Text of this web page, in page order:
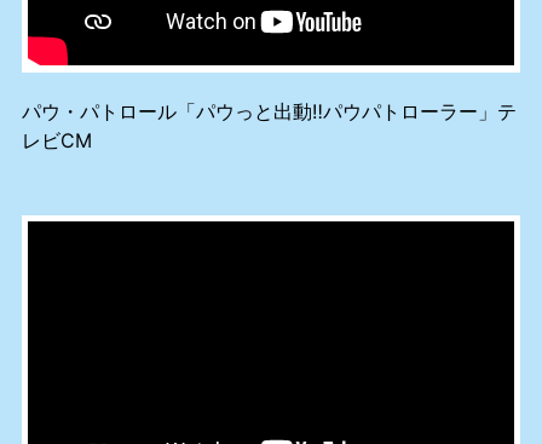
パウ・パトロール「パウっと出動‼パウパトローラー」テ
レビCM